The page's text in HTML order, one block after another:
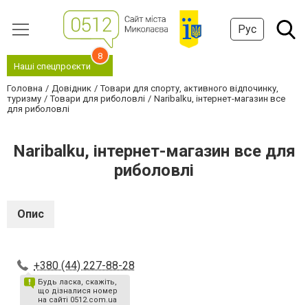
Рус
Наші спецпроєкти
8
Головна Довідник
Товари для спорту, активного відпочинку,
туризму
Товари для риболовлі
Naribalku, інтернет-магазин все
для риболовлі
Naribalku, інтернет-магазин все для
риболовлі
Опис
+380 (44) 227-88-28
Будь ласка, скажіть,
що дізналися номер
на сайті 0512.com.ua